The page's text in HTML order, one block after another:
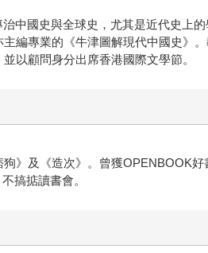
中國史與全球史，尤其是近代史上
編專業的《牛津圖解現代中國史》
以顧問身分出席香港國際文學節。
》及《造次》。曾獲OPENBOOK
搞掂讀書會。